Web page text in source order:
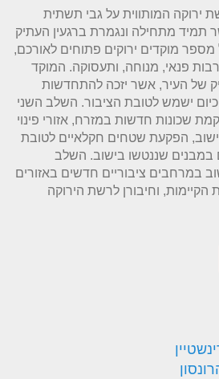
ירוקה המותווית על גבי תשתית
תמיד מתחילה ונגמרת ברגעין העתיק
מוקדים ירוקים פתוחים לאורכם,
פנאי, מנוחה, ותעסוקה. המוקד
של העיר, אשר יזכה להתחדשות
ישמש לטובת הציבור. השלב השני
שכונות חדשות במזרח, אזורי פינוי
הפקעת שטחים חקלאיים לטובת
במבנים שננטשו בישוב. השלב
במרחבים ציבוריים חדשים באזורים
וחיבורן לרשת הירוקה